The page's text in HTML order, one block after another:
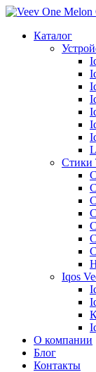
Каталог
Стики
Iqos
О компании
Блог
Контакты